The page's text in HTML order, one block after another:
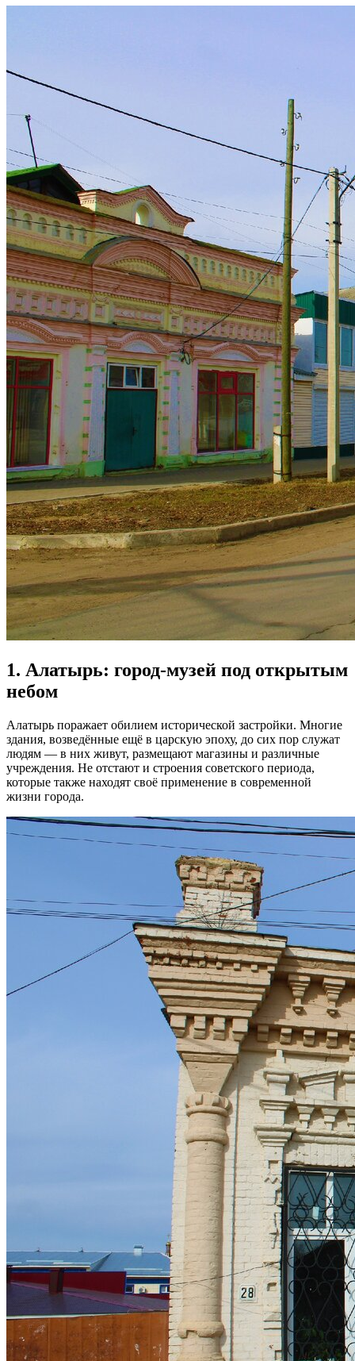
1. Алатырь: город-музей под открытым
небом
Алатырь поражает обилием исторической застройки. Многие
здания, возведённые ещё в царскую эпоху, до сих пор служат
людям — в них живут, размещают магазины и различные
учреждения. Не отстают и строения советского периода,
которые также находят своё применение в современной
жизни города.